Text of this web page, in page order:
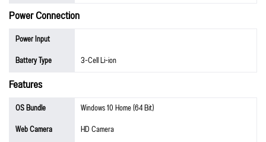
Power Connection
Power Input
Battery Type
3-Cell Li-ion
Features
OS Bundle
Windows 10 Home (64 Bit)
Web Camera
HD Camera